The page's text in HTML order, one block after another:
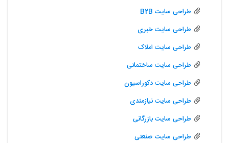
طراحی سایت B2B
طراحی سایت خبری
طراحی سایت املاک
طراحی سایت ساختمانی
طراحی سایت دکوراسیون
طراحی سایت نیازمندی
طراحی سایت بازرگانی
طراحی سایت صنعتی